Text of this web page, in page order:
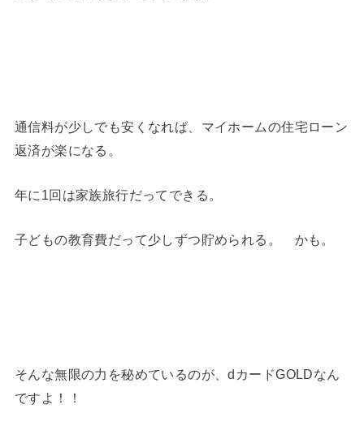
通信料が少しでも安くなれば、マイホームの住宅ローン
返済が楽になる。
年に1回は家族旅行だってできる。
子どもの教育費だって少しずつ貯められる。 かも。
そんな無限の力を秘めているのが、dカードGOLDなん
ですよ！！